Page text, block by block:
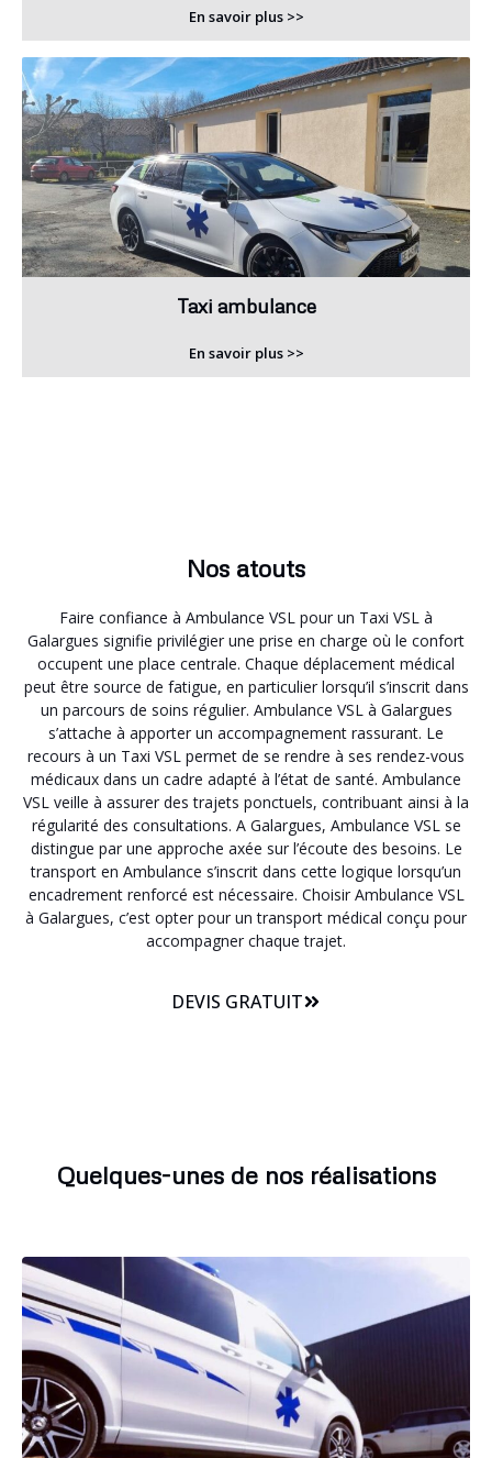
En savoir plus >>
Taxi ambulance
En savoir plus >>
Nos atouts
Faire confiance à Ambulance VSL pour un Taxi VSL à
Galargues signifie privilégier une prise en charge où le confort
occupent une place centrale. Chaque déplacement médical
peut être source de fatigue, en particulier lorsqu’il s’inscrit dans
un parcours de soins régulier. Ambulance VSL à Galargues
s’attache à apporter un accompagnement rassurant. Le
recours à un Taxi VSL permet de se rendre à ses rendez-vous
médicaux dans un cadre adapté à l’état de santé. Ambulance
VSL veille à assurer des trajets ponctuels, contribuant ainsi à la
régularité des consultations. A Galargues, Ambulance VSL se
distingue par une approche axée sur l’écoute des besoins. Le
transport en Ambulance s’inscrit dans cette logique lorsqu’un
encadrement renforcé est nécessaire. Choisir Ambulance VSL
à Galargues, c’est opter pour un transport médical conçu pour
accompagner chaque trajet.
DEVIS GRATUIT
Quelques-unes de nos réalisations